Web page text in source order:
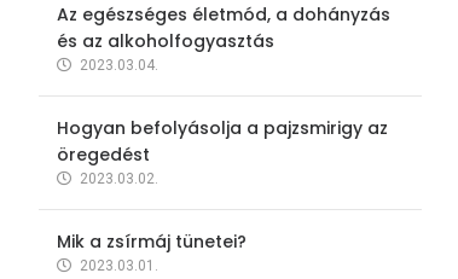
Az egészséges életmód, a dohányzás
és az alkoholfogyasztás
2023.03.04.
Hogyan befolyásolja a pajzsmirigy az
öregedést
2023.03.02.
Mik a zsírmáj tünetei?
2023.03.01.